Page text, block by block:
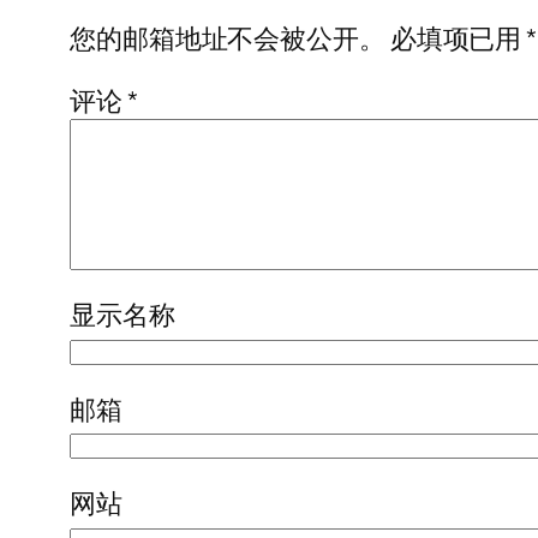
您的邮箱地址不会被公开。 必填项已用*
评论*
显示名称
邮箱
网站